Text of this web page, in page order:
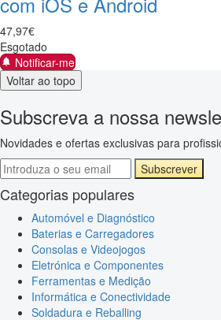
47,97€
Esgotado
Notificar-me
Voltar ao topo
Subscreva a nossa
Novidades e ofertas exclusivas para
Subscrever
Categorias populares
Automóvel e Diagnóstico
Baterias e Carregadores
Consolas e Videojogos
Eletrónica e Componentes
Ferramentas e Medição
Informática e Conectividade
Soldadura e Reballing